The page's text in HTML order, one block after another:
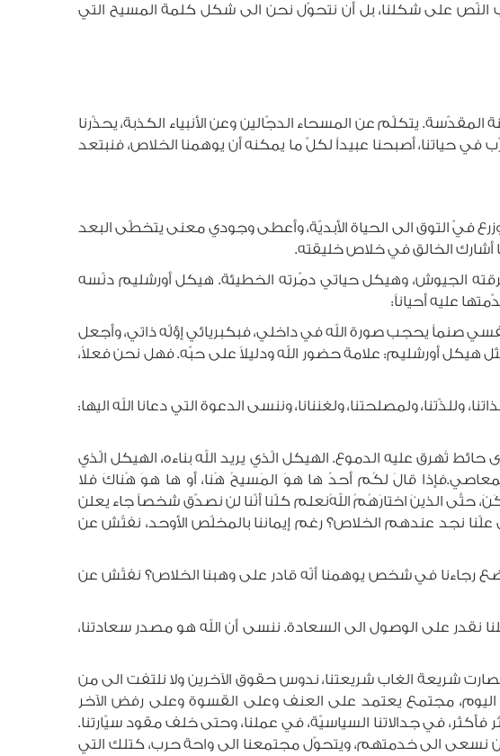
النّص على شكلنا، بل أن نتحوّل نحن الى شكل كلمة المسيح التي
يتكلّم عن المسحاء الدجّالين وعن الأنبياء الكذبة، يحذّرنا
حياتنا، أصبحنا عبيداً لكلّ ما يمكنه أن يوهمنا الخلاص، فنبتعد
فيّ التوق الى الحياة الأبديّة، وأعطى وجودي معنى يتخطّى البعد
أشارك الخالق في خلاص خليقته.
الجيوش، وهيكل حياتي دمّرته الخطيئة. هيكل أورشليم دنّسه
عليه أحياناً:
صنماً يحجب صورة الله في داخلي، فبكبريائي إؤلّه ذاتي، وأجعل
أورشليم: علامة حضور الله ودليلاً على حبّه. فهل نحن فعلاً،
وللذّتنا، ولمصلحتنا، ولغننانا، وننسى الدعوة التي دعانا الله اليها:
تُهرق عليه الدموع. الهيكل الّذي يريد الله بناءه، الهيكل الّذي
فإذا قالَ لكُم أحدٌ ها هوَ المَسيحُ هُنا، أو ها هوَ هُناكَ فلا
أمكَنَ، حتَّى الذينَ ا‏ختارَهُمُ اللهُ نعلم كلّنا أنّنا لن نصدّق شخصاً جاء يعلن
نجد عندهم الخلاص؟ رغم إيماننا بالمخلّص الأوحد، نفتّش عن
رجاءنا في شخص يوهمنا أنّه قادر على وهبنا الخلاص؟ نفتّش عن
نقدر على الوصول الى السعادة. ننسى أن الله هو مصدر سعادتنا،
شريعة الغاب شريعتنا، ندوس حقوق الآخرين ولا نلتفت الى من
اليوم، مجتمع يعتمد على العنف وعلى القسوة وعلى رفض الآخر
في جدالاتنا السياسيّة، في عملنا، وحتى خلف مقود سيّارتنا.
نسعى الى خدمتهم، ويتحوّل مجتمعنا الى واحة حرب، كتلك التي